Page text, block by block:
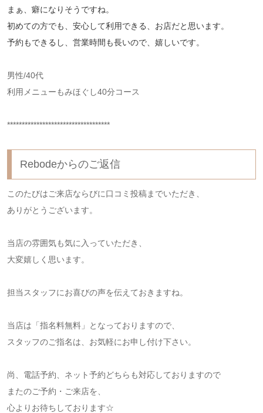
まぁ、癖になりそうですね。
初めての方でも、安心して利用できる、お店だと思います。
予約もできるし、営業時間も長いので、嬉しいです。
男性/40代
利用メニューもみほぐし40分コース
***********************************
Rebodeからのご返信
このたびはご来店ならびに口コミ投稿までいただき、
ありがとうございます。
当店の雰囲気も気に入っていただき、
大変嬉しく思います。
担当スタッフにお喜びの声を伝えておきますね。
当店は「指名料無料」となっておりますので、
スタッフのご指名は、お気軽にお申し付け下さい。
尚、電話予約、ネット予約どちらも対応しておりますので
またのご予約・ご来店を、
心よりお待ちしております☆